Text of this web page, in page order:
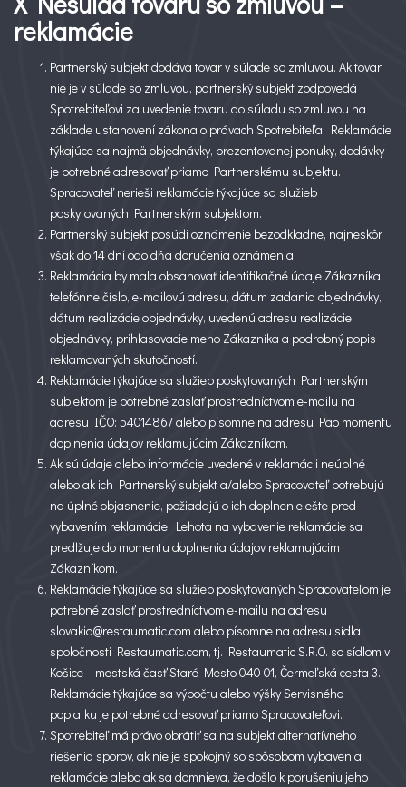
reklamácie
Partnerský subjekt dodáva tovar v súlade so zmluvou. Ak tovar
nie je v súlade so zmluvou, partnerský subjekt zodpovedá
Spotrebiteľovi za uvedenie tovaru do súladu so zmluvou na
základe ustanovení zákona o právach Spotrebiteľa. Reklamácie
týkajúce sa najmä objednávky, prezentovanej ponuky, dodávky
je potrebné adresovať priamo Partnerskému subjektu.
Spracovateľ nerieši reklamácie týkajúce sa služieb
poskytovaných Partnerským subjektom.
Partnerský subjekt posúdi oznámenie bezodkladne, najneskôr
však do 14 dní odo dňa doručenia oznámenia.
Reklamácia by mala obsahovať identifikačné údaje Zákazníka,
telefónne číslo, e-mailovú adresu, dátum zadania objednávky,
dátum realizácie objednávky, uvedenú adresu realizácie
objednávky, prihlasovacie meno Zákazníka a podrobný popis
reklamovaných skutočností.
Reklamácie týkajúce sa služieb poskytovaných Partnerským
subjektom je potrebné zaslať prostredníctvom e-mailu na
adresu IČO: 54014867 alebo písomne na adresu Pao momentu
doplnenia údajov reklamujúcim Zákazníkom.
Ak sú údaje alebo informácie uvedené v reklamácii neúplné
alebo ak ich Partnerský subjekt a/alebo Spracovateľ potrebujú
na úplné objasnenie, požiadajú o ich doplnenie ešte pred
vybavením reklamácie. Lehota na vybavenie reklamácie sa
predlžuje do momentu doplnenia údajov reklamujúcim
Zákazníkom.
Reklamácie týkajúce sa služieb poskytovaných Spracovateľom je
potrebné zaslať prostredníctvom e-mailu na adresu
slovakia@restaumatic.com alebo písomne na adresu sídla
spoločnosti Restaumatic.com, tj. Restaumatic S.R.O. so sídlom v
Košice – mestská časť Staré Mesto 040 01, Čermeľská cesta 3.
Reklamácie týkajúce sa výpočtu alebo výšky Servisného
poplatku je potrebné adresovať priamo Spracovateľovi.
Spotrebiteľ má právo obrátiť sa na subjekt alternatívneho
riešenia sporov, ak nie je spokojný so spôsobom vybavenia
reklamácie alebo ak sa domnieva, že došlo k porušeniu jeho